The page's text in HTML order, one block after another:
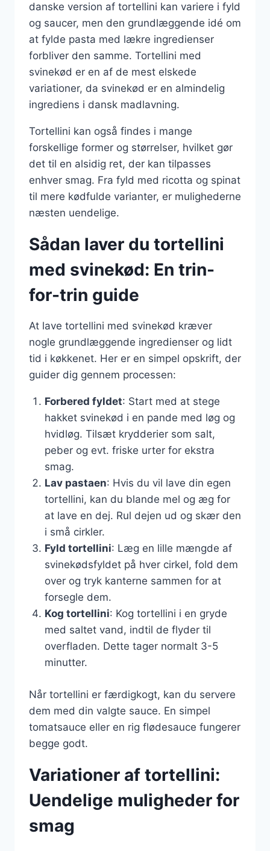
danske version af tortellini kan variere i fyld
og saucer, men den grundlæggende idé om
at fylde pasta med lækre ingredienser
forbliver den samme. Tortellini med
svinekød er en af de mest elskede
variationer, da svinekød er en almindelig
ingrediens i dansk madlavning.
Tortellini kan også findes i mange
forskellige former og størrelser, hvilket gør
det til en alsidig ret, der kan tilpasses
enhver smag. Fra fyld med ricotta og spinat
til mere kødfulde varianter, er mulighederne
næsten uendelige.
Sådan laver du tortellini
med svinekød: En trin-
for-trin guide
At lave tortellini med svinekød kræver
nogle grundlæggende ingredienser og lidt
tid i køkkenet. Her er en simpel opskrift, der
guider dig gennem processen:
Forbered fyldet: Start med at stege
hakket svinekød i en pande med løg og
hvidløg. Tilsæt krydderier som salt,
peber og evt. friske urter for ekstra
smag.
Lav pastaen: Hvis du vil lave din egen
tortellini, kan du blande mel og æg for
at lave en dej. Rul dejen ud og skær den
i små cirkler.
Fyld tortellini: Læg en lille mængde af
svinekødsfyldet på hver cirkel, fold dem
over og tryk kanterne sammen for at
forsegle dem.
Kog tortellini: Kog tortellini i en gryde
med saltet vand, indtil de flyder til
overfladen. Dette tager normalt 3-5
minutter.
Når tortellini er færdigkogt, kan du servere
dem med din valgte sauce. En simpel
tomatsauce eller en rig flødesauce fungerer
begge godt.
Variationer af tortellini:
Uendelige muligheder for
smag